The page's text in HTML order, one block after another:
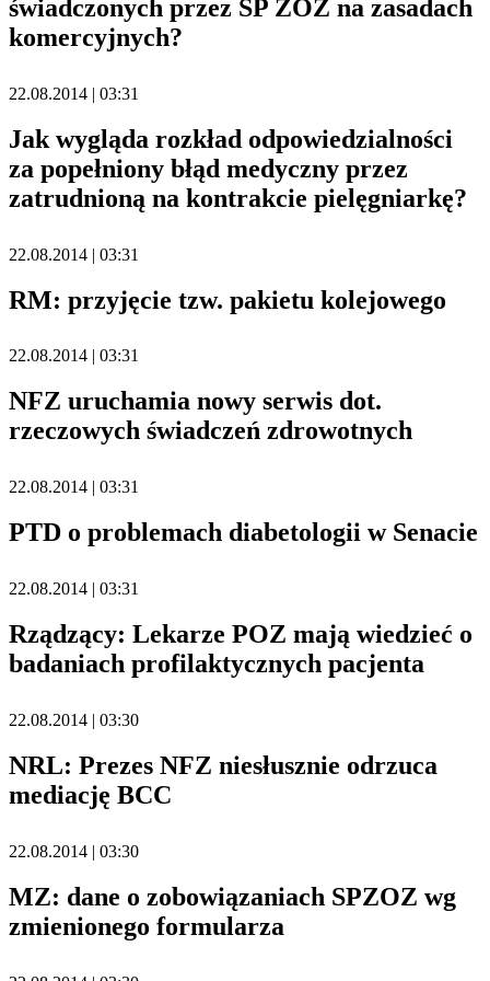
świadczonych przez SP ZOZ na zasadach
komercyjnych?
22.08.2014 | 03:31
Jak wygląda rozkład odpowiedzialności
za popełniony błąd medyczny przez
zatrudnioną na kontrakcie pielęgniarkę?
22.08.2014 | 03:31
RM: przyjęcie tzw. pakietu kolejowego
22.08.2014 | 03:31
NFZ uruchamia nowy serwis dot.
rzeczowych świadczeń zdrowotnych
22.08.2014 | 03:31
PTD o problemach diabetologii w Senacie
22.08.2014 | 03:31
Rządzący: Lekarze POZ mają wiedzieć o
badaniach profilaktycznych pacjenta
22.08.2014 | 03:30
NRL: Prezes NFZ niesłusznie odrzuca
mediację BCC
22.08.2014 | 03:30
MZ: dane o zobowiązaniach SPZOZ wg
zmienionego formularza